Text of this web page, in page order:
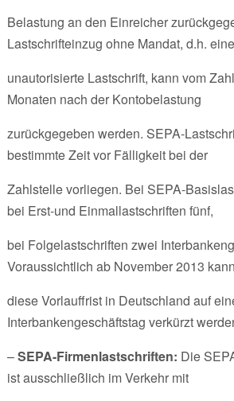
Belastung an den Einreicher
Lastschrifteinzug ohne Mandat, d.h. eine
unautorisierte Lastschrift, kann vom
Monaten nach der Kontobelastung
zurückgegeben werden. SEPA-
bestimmte Zeit vor Fälligkeit bei der
Zahlstelle vorliegen. Bei SEPA-
bei Erst-und Einmallastschriften fünf,
bei Folgelastschriften zwei
Voraussichtlich ab November 2013 kann
diese Vorlauffrist in Deutschland auf
Interbankengeschäftstag verkürzt
–SEPA-Firmenlastschriften: Die
ist ausschließlich im Verkehr mit